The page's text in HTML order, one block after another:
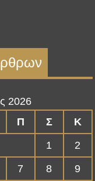
2026
Π Σ
Κ
1
2
7 8
9